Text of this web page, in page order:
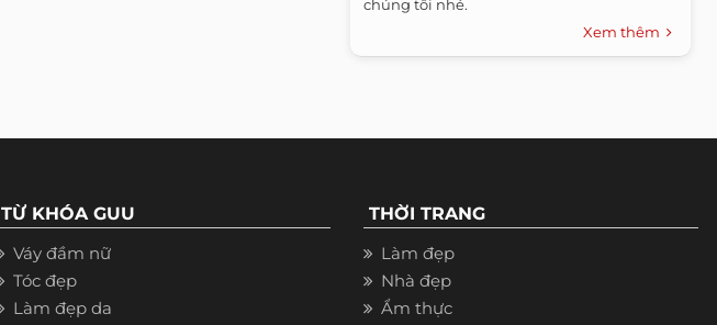
chúng tôi nhé.
Xem thêm
TỪ KHÓA GUU
Váy đầm nữ
Tóc đẹp
Làm đẹp da
THỜI TRANG
Làm đẹp
Nhà đẹp
Ẩm thực